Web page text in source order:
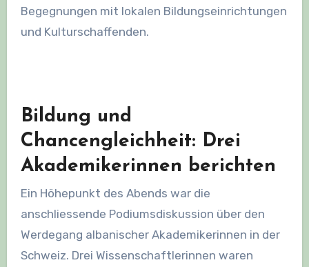
Begegnungen mit lokalen Bildungseinrichtungen
und Kulturschaffenden.
Bildung und
Chancengleichheit: Drei
Akademikerinnen berichten
Ein Höhepunkt des Abends war die
anschliessende Podiumsdiskussion über den
Werdegang albanischer Akademikerinnen in der
Schweiz. Drei Wissenschaftlerinnen waren